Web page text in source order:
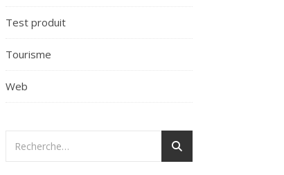
Test produit
Tourisme
Web